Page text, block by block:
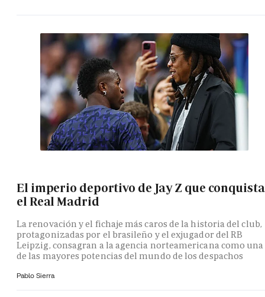
El imperio deportivo de Jay Z que conquista
el Real Madrid
La renovación y el fichaje más caros de la historia del club,
protagonizadas por el brasileño y el exjugador del RB
Leipzig, consagran a la agencia norteamericana como una
de las mayores potencias del mundo de los despachos
Pablo Sierra